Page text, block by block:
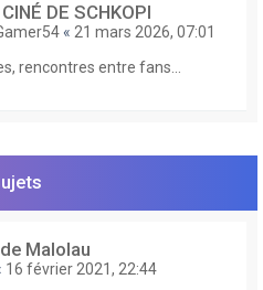
DE SCHKOPI
« 21 mars 2026, 07:01
rencontres entre fans...
Malolau
16 février 2021, 22:44